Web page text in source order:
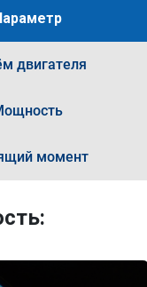
двигателя
момент